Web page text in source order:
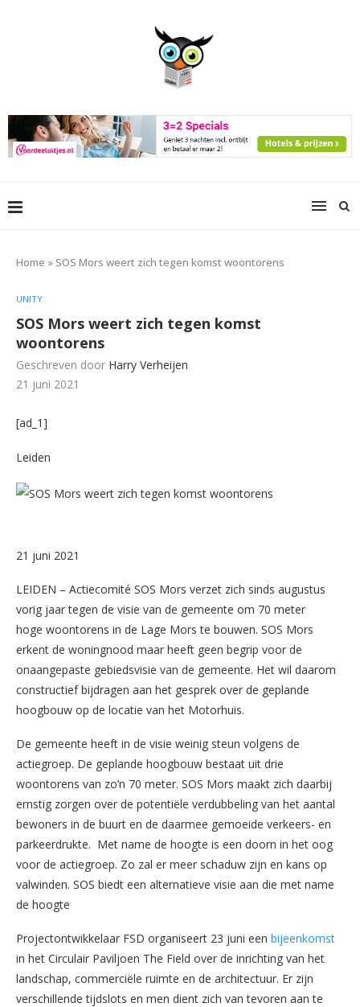
Home » SOS Mors weert zich tegen komst woontorens
UNITY
SOS Mors weert zich tegen komst
woontorens
Geschreven door Harry Verheijen
21 juni 2021
[ad_1]
Leiden
21 juni 2021
LEIDEN – Actiecomité SOS Mors verzet zich sinds augustus
vorig jaar tegen de visie van de gemeente om 70 meter
hoge woontorens in de Lage Mors te bouwen. SOS Mors
erkent de woningnood maar heeft geen begrip voor de
onaangepaste gebiedsvisie van de gemeente. Het wil daarom
constructief bijdragen aan het gesprek over de geplande
hoogbouw op de locatie van het Motorhuis.
De gemeente heeft in de visie weinig steun volgens de
actiegroep. De geplande hoogbouw bestaat uit drie
woontorens van zo’n 70 meter. SOS Mors maakt zich daarbij
ernstig zorgen over de potentiële verdubbeling van het aantal
bewoners in de buurt en de daarmee gemoeide verkeers- en
parkeerdrukte. Met name de hoogte is een doorn in het oog
voor de actiegroep. Zo zal er meer schaduw zijn en kans op
valwinden. SOS biedt een alternatieve visie aan die met name
de hoogte
Projectontwikkelaar FSD organiseert 23 juni een bijeenkomst
in het Circulair Paviljoen The Field over de inrichting van het
landschap, commerciële ruimte en de architectuur. Er zijn
verschillende tijdslots en men dient zich van tevoren aan te